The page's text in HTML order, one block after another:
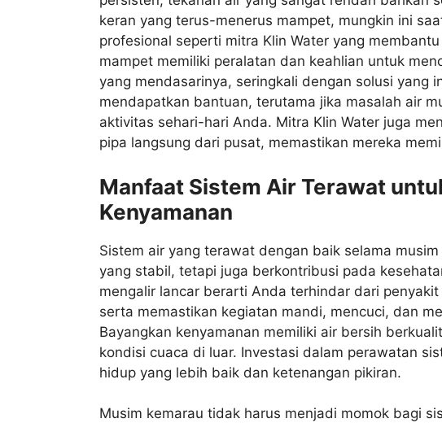
keran yang terus-menerus mampet, mungkin ini
profesional seperti mitra Klin Water yang
mampet memiliki peralatan dan keahlian untuk
yang mendasarinya, seringkali dengan solusi yang
mendapatkan bantuan, terutama jika masalah air
aktivitas sehari-hari Anda. Mitra Klin Water juga
pipa langsung dari pusat, memastikan mereka
Manfaat Sistem Air Terawat
Kenyamanan
Sistem air yang terawat dengan baik selama
yang stabil, tetapi juga berkontribusi pada
mengalir lancar berarti Anda terhindar dari
serta memastikan kegiatan mandi, mencuci, dan
Bayangkan kenyamanan memiliki air bersih
kondisi cuaca di luar. Investasi dalam perawatan
hidup yang lebih baik dan ketenangan pikiran.
Musim kemarau tidak harus menjadi momok bagi